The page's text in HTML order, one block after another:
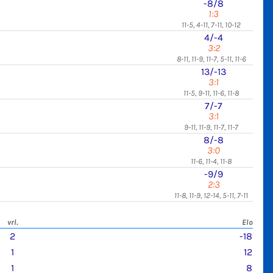
-8/8
1:3
11-5, 4-11, 7-11, 10-12
4/-4
3:2
8-11, 11-9, 11-7, 5-11, 11-6
13/-13
3:1
11-5, 9-11, 11-6, 11-8
7/-7
3:1
9-11, 11-9, 11-7, 11-7
8/-8
3:0
11-6, 11-4, 11-8
-9/9
2:3
11-8, 11-9, 12-14, 5-11, 7-11
vrl. Elo
2
-18
1
12
1 8